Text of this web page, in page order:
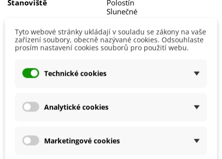
Stanoviště
Polostín
Slunečné
Barva Plodů
Červená
Zelená
BIO Kvalita
Ne
Výrobce
Červenec
Srpen
Tyto webové stránky ukládají v souladu se zákony na vaše
zařízení soubory, obecně nazývané cookies. Odsouhlaste
prosím nastavení cookies souborů pro použití webu.
Technické cookies
Analytické cookies
Marketingové cookies